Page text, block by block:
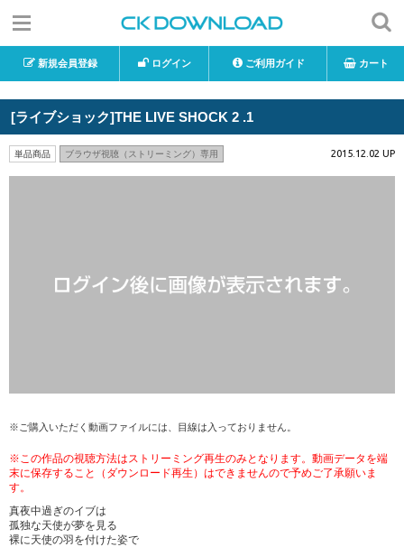
新規会員登録 ログイン ご利用ガイド カート
[ライブショック]THE LIVE SHOCK 2 .1
単品商品 ブラウザ視聴（ストリーミング）専用 2015.12.02 UP
※ご購入いただく動画ファイルには、目線は入っておりません。
※この作品の視聴方法はストリーミング再生のみとなります。動画データを端
末に保存すること（ダウンロード再生）はできませんので予めご了承願いま
す。
真夜中過ぎのイブは
孤独な天使が夢を見る
裸に天使の羽を付けた姿で